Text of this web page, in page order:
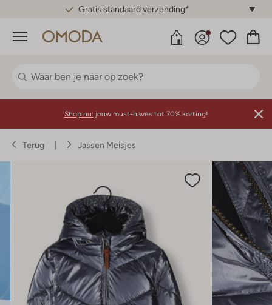
Gratis standaard verzending*
Menu
Shop nu: jouw must-haves tot 70% korting!
Terug Jassen Meisjes